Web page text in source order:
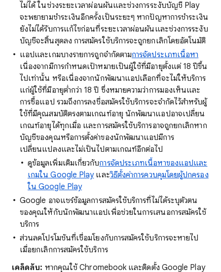
ไม่ได้ ในช่วงระยะเวลาผ่อนผันและช่วงการระงับบัญชี Play
จะพยายามชำระเงินอีกครั้งเป็นระยะๆ หากปัญหาการชำระเงิน
ยังไม่ได้รับการแก้ไขก่อนที่ระยะเวลาผ่อนผันและช่วงการระงับ
บัญชีจะสิ้นสุดลง การสมัครใช้บริการจะถูกยกเลิกโดยอัตโนมัติ
แอปและเกมบางรายการถูกจำกัดตามการจัดประเภทเนื้อหา
เนื่องจากมีการกำหนดเป้าหมายเป็นผู้ใช้ที่มีอายุตั้งแต่ 18 ปีขึ้น
ไปเท่านั้น หรือเนื่องจากนักพัฒนาแอปเลือกที่จะไม่ให้บริการ
แก่ผู้ใช้ที่มีอายุต่ำกว่า 18 ปี ซึ่งหมายความว่าการมองเห็นและ
การซื้อแอป รวมถึงการลงชื่อสมัครใช้บริการจะจำกัดไว้สำหรับผู้
ใช้ที่มีคุณสมบัติตรงตามเกณฑ์อายุ นักพัฒนาแอปอาจเปลี่ยน
เกณฑ์อายุได้ทุกเมื่อ และการสมัครใช้บริการอาจถูกยกเลิกหาก
บัญชีของคุณหรือการตั้งค่าของนักพัฒนาแอปมีการ
เปลี่ยนแปลงและไม่เป็นไปตามเกณฑ์อีกต่อไป
ดูข้อมูลเพิ่มเติมเกี่ยวกับการจัดประเภทเนื้อหาของแอปและ
เกมใน Google Playและวิธีตั้งค่าการควบคุมโดยผู้ปกครอง
ใน Google Play
Google อาจแชร์ข้อมูลการสมัครใช้บริการที่ไม่ได้ระบุตัวตน
ของคุณให้กับนักพัฒนาแอปเพื่อช่วยในการเสนอการสมัครใช้
บริการ
ส่วนลดโปรโมชันที่เชื่อมโยงกับการสมัครใช้บริการจะหายไป
เมื่อยกเลิกการสมัครใช้บริการ
เคล็ดลับ: หากคุณใช้ Chromebook และติดตั้ง Google Play